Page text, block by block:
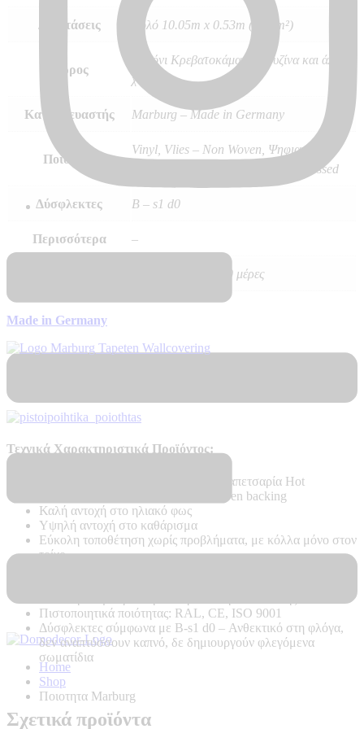
Home
Shop
Ποιοτητα Marburg
Διαστάσεις Ρολό 10.05m x 0.53m (5.32m²)
Χώρος
Σαλόνι Κρεβατοκάμαρα Κουζίνα και άλλοι
χώροι
Κατασκευαστής Marburg – Made in Germany
Ποιότητα
Vinyl, Vlies – Non Woven, Ψηφιακή
Εκτύπωση σε ταπετσαρία Hot Embossed
Δύσφλεκτες B – s1 d0
Περισσότερα –
Αποστολή σε 7 – 10 μέρες
Made in Germany
Τεχνικά Χαρακτηριστικά Προϊόντος:
Ψηφιακή Εκτύπωση σε ταπετσαρία Hot
Embossed PVC on Vlies – Non Woven backing
Καλή αντοχή στο ηλιακό φως
Υψηλή αντοχή στο καθάρισμα
Εύκολη τοποθέτηση χωρίς προβλήματα, με κόλλα μόνο στον
τοίχο
Πιστοποιητικά ποιότητας: RAL, CE, ISO 9001
Δύσφλεκτες σύμφωνα με B-s1 d0 – Ανθεκτικό στη φλόγα,
δεν αναπτύσσουν καπνό, δε δημιουργούν φλεγόμενα
σωματίδια
Σχετικά προϊόντα